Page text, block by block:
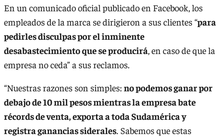
En un comunicado oficial publicado en Facebook, los
empleados de la marca se dirigieron a sus clientes “para
pedirles disculpas por el inminente
desabastecimiento que se producirá, en caso de que la
empresa no ceda” a sus reclamos.
“Nuestras razones son simples:no podemos ganar por
debajo de 10 mil pesos mientras la empresa bate
récords de venta, exporta a toda Sudamérica y
registra ganancias siderales. Sabemos que estas